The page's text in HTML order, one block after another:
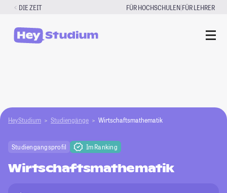
Zum
springen
DIE ZEIT FÜR HOCHSCHULEN|FÜR LEHRER
HeyStudium Studiengänge Wirtschaftsmathematik
Studiengangsprofil Im Ranking
Wirtschaftsmathematik